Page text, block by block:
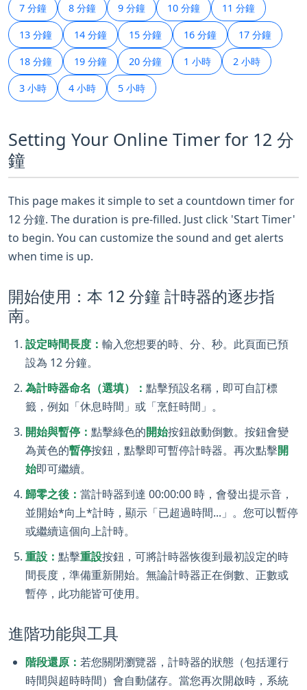
7 分鐘 8 分鐘 9 分鐘 10 分鐘 11 分鐘
13 分鐘 14 分鐘 15 分鐘 16 分鐘 17 分鐘
18 分鐘 19 分鐘 20 分鐘 1 小時 2 小時
3 小時 4 小時 5 小時
Setting Your Online Timer for 12 分
鐘
This page makes it simple to set a countdown timer for
12 分鐘. The duration is pre-filled. Just click 'Start Timer'
to begin. You can customize the sound and get alerts
when time is up.
開始使用：本 12 分鐘 計時器的逐步指
南。
設定時間長度： 輸入您想要的時、分、秒。此頁面已預
設為 12 分鐘。
為計時器命名（選填）： 點擊預設名稱，即可自訂標
籤，例如「休息時間」或「烹飪時間」。
開始與暫停： 點擊綠色的開始按鈕啟動倒數。按鈕會變
為黃色的暫停按鈕，點擊即可暫停計時器。再次點擊開
始即可繼續。
歸零之後： 當計時器到達 00:00:00 時，會發出提示音，
並開始*向上*計時，顯示「已超過時間...」。您可以暫停
或繼續這個向上計時。
重設： 點擊重設按鈕，可將計時器恢復到最初設定的時
間長度，準備重新開始。無論計時器正在倒數、正數或
暫停，此功能皆可使用。
進階功能與工具
階段還原： 若您關閉瀏覽器，計時器的狀態（包括運行
時間與超時時間）會自動儲存。當您再次開啟時，系統